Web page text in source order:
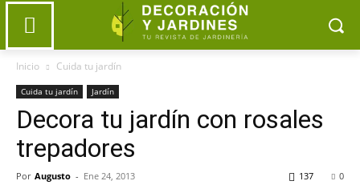
Inicio Cuida tu jardín
Cuida tu jardín Jardín
Decora tu jardín con rosales
trepadores
Por Augusto - Ene 24, 2013 0
137